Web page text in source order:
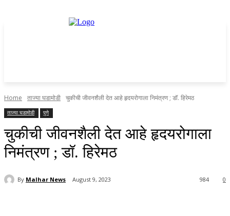
Home ताज्या घडामोडी चुकीची जीवनशैली देत आहे हृदयरोगाला निमंत्रण ; डॉ. हिरेमठ
ताज्या घडामोडी पुणे
चुकीची जीवनशैली देत आहे हृदयरोगाला
निमंत्रण ; डॉ. हिरेमठ
By Malhar News August 9, 2023 0
984